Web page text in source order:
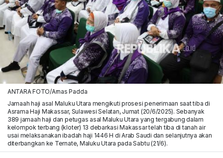
ANTARA FOTO/Arnas Padda
Jamaah haji asal Maluku Utara mengikuti prosesi penerimaan saat tiba di
Asrama Haji Makassar, Sulawesi Selatan, Jumat (20/6/2025). Sebanyak
389 jamaah haji dan petugas asal Maluku Utara yang tergabung dalam
kelompok terbang (kloter) 13 debarkasi Makassar telah tiba di tanah air
usai melaksanakan ibadah haji 1446 H di Arab Saudi dan selanjutnya akan
diterbangkan ke Ternate, Maluku Utara pada Sabtu (21/6).